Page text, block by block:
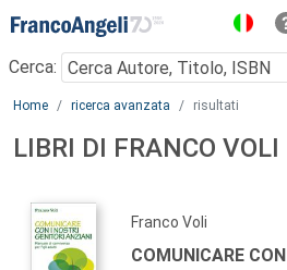
Menu
Cerca:
Main content
Home ricerca avanzata risultati
LIBRI DI FRANCO VOLI
Franco Voli
COMUNICARE